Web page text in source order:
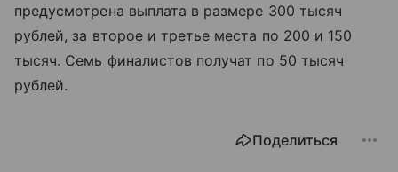
предусмотрена выплата в размере 300 тысяч
рублей, за второе и третье места по 200 и 150
тысяч. Семь финалистов получат по 50 тысяч
рублей.
Поделиться